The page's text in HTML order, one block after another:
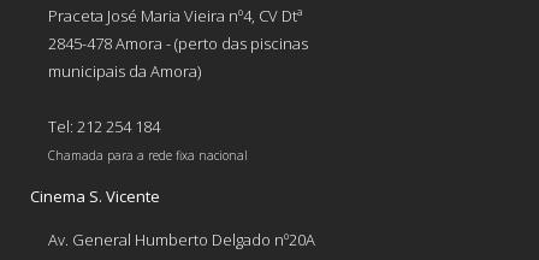
Praceta José Maria Vieira nº4, CV Dtª
2845-478 Amora - (perto das piscinas
municipais da Amora)
Tel: 212 254 184
Chamada para a rede fixa nacional
Cinema S. Vicente
Av. General Humberto Delgado nº20A